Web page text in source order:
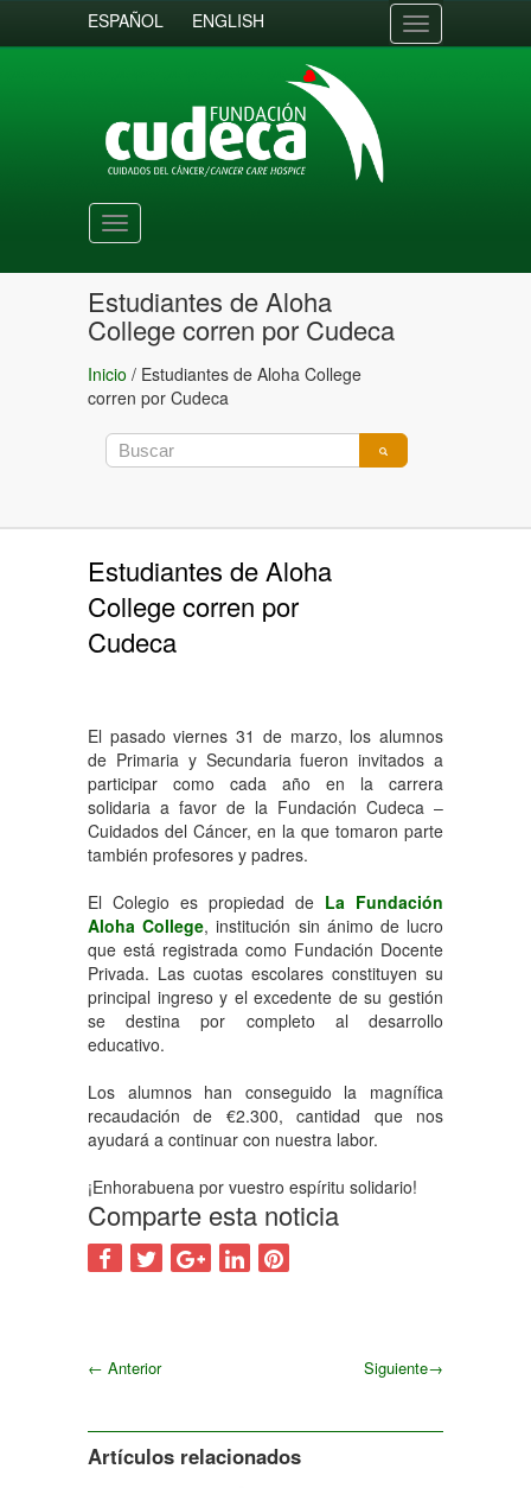
ESPAÑOL ENGLISH
Toggle
navigation
Toggle
navigation
Estudiantes de Aloha
College corren por Cudeca
Inicio / Estudiantes de Aloha College
corren por Cudeca
Estudiantes de Aloha
College corren por
Cudeca
El pasado viernes 31 de marzo, los alumnos
de Primaria y Secundaria fueron invitados a
participar como cada año en la carrera
solidaria a favor de la Fundación Cudeca –
Cuidados del Cáncer, en la que tomaron parte
también profesores y padres.
El Colegio es propiedad de La Fundación
Aloha College, institución sin ánimo de lucro
que está registrada como Fundación Docente
Privada. Las cuotas escolares constituyen su
principal ingreso y el excedente de su gestión
se destina por completo al desarrollo
educativo.
Los alumnos han conseguido la magnífica
recaudación de €2.300, cantidad que nos
ayudará a continuar con nuestra labor.
¡Enhorabuena por vuestro espíritu solidario!
Comparte esta noticia
← Anterior Siguiente→
Artículos relacionados